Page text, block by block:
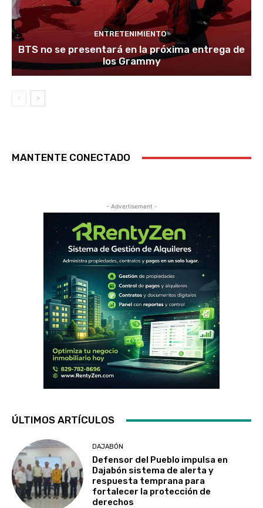
ENTRETENIMIENTO
BTS no se presentará en la próxima entrega de
los Grammy
MANTENTE CONECTADO
- Advertisement -
ÚLTIMOS ARTÍCULOS
DAJABÓN
Defensor del Pueblo impulsa en
Dajabón sistema de alerta y
respuesta temprana para
fortalecer la protección de
derechos